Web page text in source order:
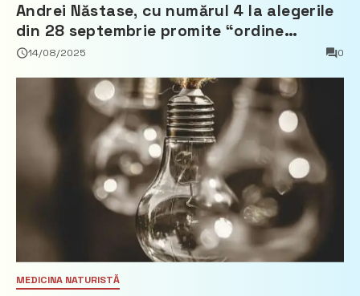
Andrei Năstase, cu numărul 4 la alegerile
din 28 septembrie promite “ordine
europeană” și 10 miliarde pentru cetățeni
14/08/2025 0
MEDICINA NATURISTĂ